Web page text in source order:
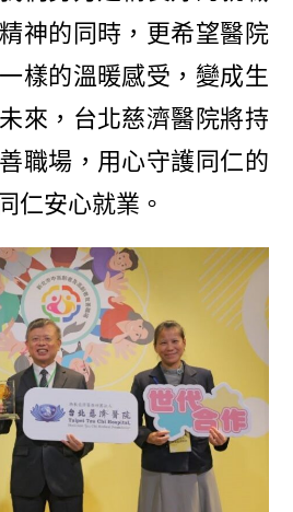
神的同時，更希望醫院
樣的溫暖感受，變成生
來，台北慈濟醫院將持
職場，用心守護同仁的
仁安心就業。